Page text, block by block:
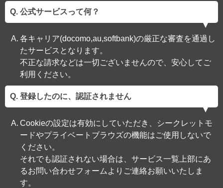
公式サービスって何？
各キャリア(docomo,au,softbank)の厳正な審査を通過し
たサービスとなります。
不正な請求などは一切ございませんので、安心してご
利用ください。
登録したのに、認証されません
Cookieの設定は有効にしていただき、シークレットモ
ードやプライベートブラウズの機能はご使用しないで
ください。
それでも認証されない場合は、サービス一覧上部にあ
るお問い合わせフォームよりご連絡お願いいたしま
す。